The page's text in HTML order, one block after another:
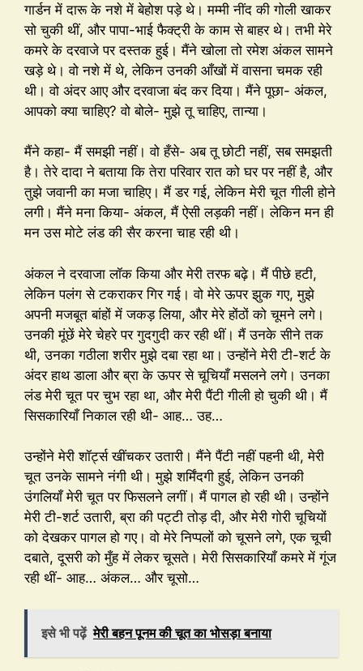
गार्डन में दारू के नशे में बेहोश पड़े थे। मम्मी नींद की गोली खाकर
सो चुकी थीं, और पापा-भाई फैक्ट्री के काम से बाहर थे। तभी मेरे
कमरे के दरवाजे पर दस्तक हुई। मैंने खोला तो रमेश अंकल सामने
खड़े थे। वो नशे में थे, लेकिन उनकी आँखों में वासना चमक रही
थी। वो अंदर आए और दरवाजा बंद कर दिया। मैंने पूछा- अंकल,
आपको क्या चाहिए? वो बोले- मुझे तू चाहिए, तान्या।
मैंने कहा- मैं समझी नहीं। वो हँसे- अब तू छोटी नहीं, सब समझती
है। तेरे दादा ने बताया कि तेरा परिवार रात को घर पर नहीं है, और
तुझे जवानी का मजा चाहिए। मैं डर गई, लेकिन मेरी चूत गीली होने
लगी। मैंने मना किया- अंकल, मैं ऐसी लड़की नहीं। लेकिन मन ही
मन उस मोटे लंड की सैर करना चाह रही थी।
अंकल ने दरवाजा लॉक किया और मेरी तरफ बढ़े। मैं पीछे हटी,
लेकिन पलंग से टकराकर गिर गई। वो मेरे ऊपर झुक गए, मुझे
अपनी मजबूत बांहों में जकड़ लिया, और मेरे होंठों को चूमने लगे।
उनकी मूंछें मेरे चेहरे पर गुदगुदी कर रही थीं। मैं उनके सीने तक
थी, उनका गठीला शरीर मुझे दबा रहा था। उन्होंने मेरी टी-शर्ट के
अंदर हाथ डाला और ब्रा के ऊपर से चूचियाँ मसलने लगे। उनका
लंड मेरी चूत पर चुभ रहा था, और मेरी पैंटी गीली हो चुकी थी। मैं
सिसकारियाँ निकाल रही थी- आह… उह…
उन्होंने मेरी शॉर्ट्स खींचकर उतारी। मैंने पैंटी नहीं पहनी थी, मेरी
चूत उनके सामने नंगी थी। मुझे शर्मिंदगी हुई, लेकिन उनकी
उंगलियाँ मेरी चूत पर फिसलने लगीं। मैं पागल हो रही थी। उन्होंने
मेरी टी-शर्ट उतारी, ब्रा की पट्टी तोड़ दी, और मेरी गोरी चूचियों
को देखकर पागल हो गए। वो मेरे निप्पलों को चूसने लगे, एक चूची
दबाते, दूसरी को मुँह में लेकर चूसते। मेरी सिसकारियाँ कमरे में गूंज
रही थीं- आह… अंकल… और चूसो…
इसे भी पढ़ें मेरी बहन पूनम की चूत का भोसड़ा बनाया